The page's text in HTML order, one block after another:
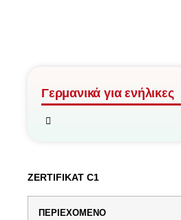
Γερμανικά για ενήλικες
ZERTIFIKAT C1
ΠΕΡΙΕΧΟΜΕΝΟ